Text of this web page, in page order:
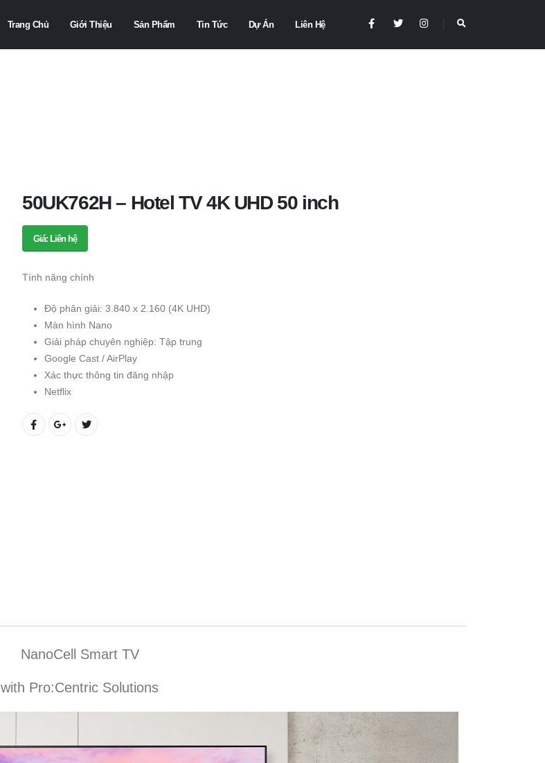
Trang Chủ Giới Thiệu Sản Phẩm Tin Tức Dự Án Liên Hệ
50UK762H – Hotel TV 4K UHD 50 inch
Giá: Liên hệ
Tính năng chính
Độ phân giải: 3.840 x 2.160 (4K UHD)
Màn hình Nano
Giải pháp chuyên nghiệp: Tập trung
Google Cast / AirPlay
Xác thực thông tin đăng nhập
Netflix
NanoCell Smart TV
with Pro:Centric Solutions